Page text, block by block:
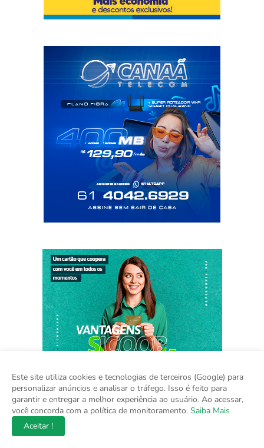
Este site utiliza cookies e tecnologias de terceiros (Google) para
personalizar anúncios e analisar o tráfego. Isso é feito para
garantir e entregar a melhor experiência ao usuário. Ao acessar,
você concorda com a política de monitoramento. Saiba Mais
Aceitar !